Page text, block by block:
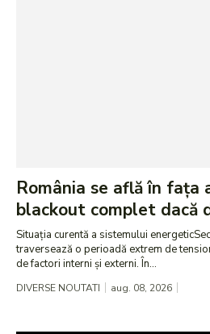
România se află în fața
blackout complet dacă
Situația curentă a sistemului
traversează o perioadă extrem de
de factori interni și externi. În...
DIVERSE NOUTATI aug. 08, 2026